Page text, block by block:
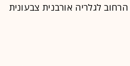
לגלריה אורבנית צבעונית